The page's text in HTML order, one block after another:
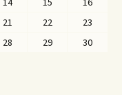
21 22
23
28 29
30